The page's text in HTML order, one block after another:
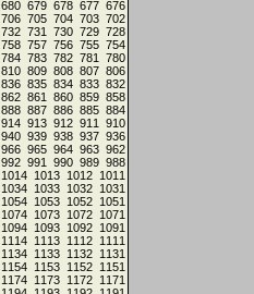
676
677
678
679
680
702
703
704
705
706
728
729
730
731
732
754
755
756
757
758
780
781
782
783
784
806
807
808
809
810
832
833
834
835
836
858
859
860
861
862
884
885
886
887
888
910
911
912
913
914
936
937
938
939
940
962
963
964
965
966
988
989
990
991
992
1011
1012
1013
1014
1031
1032
1033
1034
1051
1052
1053
1054
1071
1072
1073
1074
1091
1092
1093
1094
1111
1112
1113
1114
1131
1132
1133
1134
1151
1152
1153
1154
1171
1172
1173
1174